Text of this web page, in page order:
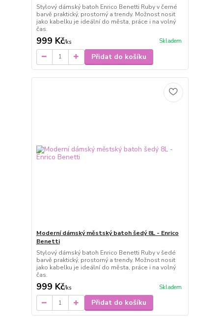
Stylový dámský batoh Enrico Benetti Ruby v černé
barvě praktický, prostorný a trendy. Možnost nosit
jako kabelku je ideální do města, práce i na volný
čas.
999 Kč/ks Skladem
Přidat do košíku
Moderní dámský městský batoh šedý 8L - Enrico
Benetti
Stylový dámský batoh Enrico Benetti Ruby v šedé
barvě praktický, prostorný a trendy. Možnost nosit
jako kabelku je ideální do města, práce i na volný
čas.
999 Kč/ks Skladem
Přidat do košíku